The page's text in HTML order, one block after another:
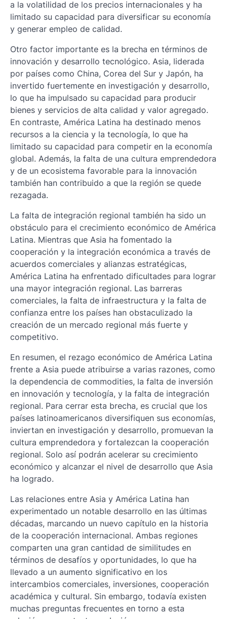
a la volatilidad de los precios internacionales y ha
limitado su capacidad para diversificar su economía
y generar empleo de calidad.
Otro factor importante es la brecha en términos de
innovación y desarrollo tecnológico. Asia, liderada
por países como China, Corea del Sur y Japón, ha
invertido fuertemente en investigación y desarrollo,
lo que ha impulsado su capacidad para producir
bienes y servicios de alta calidad y valor agregado.
En contraste, América Latina ha destinado menos
recursos a la ciencia y la tecnología, lo que ha
limitado su capacidad para competir en la economía
global. Además, la falta de una cultura emprendedora
y de un ecosistema favorable para la innovación
también han contribuido a que la región se quede
rezagada.
La falta de integración regional también ha sido un
obstáculo para el crecimiento económico de América
Latina. Mientras que Asia ha fomentado la
cooperación y la integración económica a través de
acuerdos comerciales y alianzas estratégicas,
América Latina ha enfrentado dificultades para lograr
una mayor integración regional. Las barreras
comerciales, la falta de infraestructura y la falta de
confianza entre los países han obstaculizado la
creación de un mercado regional más fuerte y
competitivo.
En resumen, el rezago económico de América Latina
frente a Asia puede atribuirse a varias razones, como
la dependencia de commodities, la falta de inversión
en innovación y tecnología, y la falta de integración
regional. Para cerrar esta brecha, es crucial que los
países latinoamericanos diversifiquen sus economías,
inviertan en investigación y desarrollo, promuevan la
cultura emprendedora y fortalezcan la cooperación
regional. Solo así podrán acelerar su crecimiento
económico y alcanzar el nivel de desarrollo que Asia
ha logrado.
Las relaciones entre Asia y América Latina han
experimentado un notable desarrollo en las últimas
décadas, marcando un nuevo capítulo en la historia
de la cooperación internacional. Ambas regiones
comparten una gran cantidad de similitudes en
términos de desafíos y oportunidades, lo que ha
llevado a un aumento significativo en los
intercambios comerciales, inversiones, cooperación
académica y cultural. Sin embargo, todavía existen
muchas preguntas frecuentes en torno a esta